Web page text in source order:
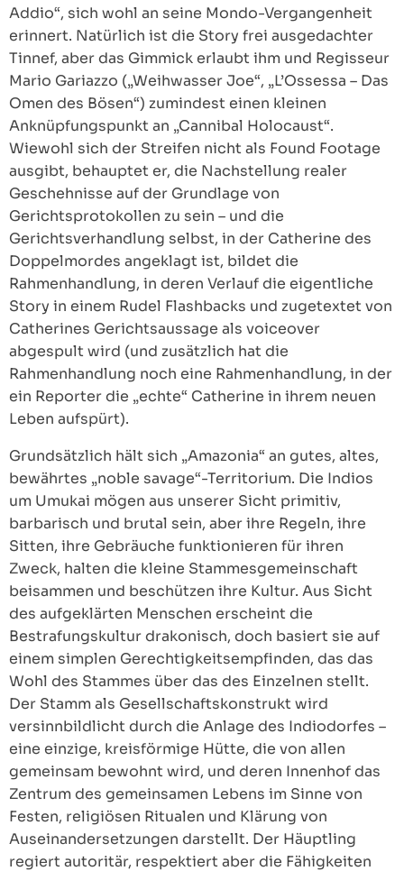
Addio“, sich wohl an seine Mondo-Vergangenheit
erinnert. Natürlich ist die Story frei ausgedachter
Tinnef, aber das Gimmick erlaubt ihm und Regisseur
Mario Gariazzo („Weihwasser Joe“, „L’Ossessa – Das
Omen des Bösen“) zumindest einen kleinen
Anknüpfungspunkt an „Cannibal Holocaust“.
Wiewohl sich der Streifen nicht als Found Footage
ausgibt, behauptet er, die Nachstellung realer
Geschehnisse auf der Grundlage von
Gerichtsprotokollen zu sein – und die
Gerichtsverhandlung selbst, in der Catherine des
Doppelmordes angeklagt ist, bildet die
Rahmenhandlung, in deren Verlauf die eigentliche
Story in einem Rudel Flashbacks und zugetextet von
Catherines Gerichtsaussage als voiceover
abgespult wird (und zusätzlich hat die
Rahmenhandlung noch eine Rahmenhandlung, in der
ein Reporter die „echte“ Catherine in ihrem neuen
Leben aufspürt).
Grundsätzlich hält sich „Amazonia“ an gutes, altes,
bewährtes „noble savage“-Territorium. Die Indios
um Umukai mögen aus unserer Sicht primitiv,
barbarisch und brutal sein, aber ihre Regeln, ihre
Sitten, ihre Gebräuche funktionieren für ihren
Zweck, halten die kleine Stammesgemeinschaft
beisammen und beschützen ihre Kultur. Aus Sicht
des aufgeklärten Menschen erscheint die
Bestrafungskultur drakonisch, doch basiert sie auf
einem simplen Gerechtigkeitsempfinden, das das
Wohl des Stammes über das des Einzelnen stellt.
Der Stamm als Gesellschaftskonstrukt wird
versinnbildlicht durch die Anlage des Indiodorfes –
eine einzige, kreisförmige Hütte, die von allen
gemeinsam bewohnt wird, und deren Innenhof das
Zentrum des gemeinsamen Lebens im Sinne von
Festen, religiösen Ritualen und Klärung von
Auseinandersetzungen darstellt. Der Häuptling
regiert autoritär, respektiert aber die Fähigkeiten